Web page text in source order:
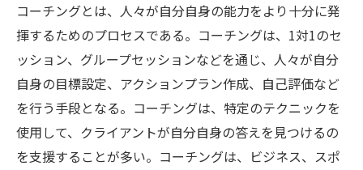
コーチングとは、人々が自分自身の能力をより十分に発
揮するためのプロセスである。コーチングは、1対1のセ
ッション、グループセッションなどを通じ、人々が自分
自身の目標設定、アクションプラン作成、自己評価など
を行う手段となる。コーチングは、特定のテクニックを
使用して、クライアントが自分自身の答えを見つけるの
を支援することが多い。コーチングは、ビジネス、スポ